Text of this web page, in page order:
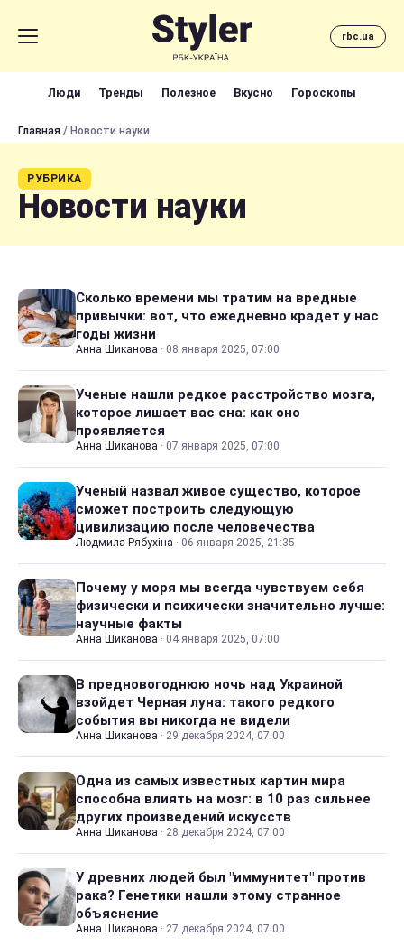
rbc.ua
Люди Тренды Полезное Вкусно Гороскопы
Главная / Новости науки
РУБРИКА
Новости науки
Сколько времени мы тратим на вредные
привычки: вот, что ежедневно крадет у нас
годы жизни
Анна Шиканова · 08 января 2025, 07:00
Ученые нашли редкое расстройство мозга,
которое лишает вас сна: как оно
проявляется
Анна Шиканова · 07 января 2025, 07:00
Ученый назвал живое существо, которое
сможет построить следующую
цивилизацию после человечества
Людмила Рябухіна · 06 января 2025, 21:35
Почему у моря мы всегда чувствуем себя
физически и психически значительно лучше:
научные факты
Анна Шиканова · 04 января 2025, 07:00
В предновогоднюю ночь над Украиной
взойдет Черная луна: такого редкого
события вы никогда не видели
Анна Шиканова · 29 декабря 2024, 07:00
Одна из самых известных картин мира
способна влиять на мозг: в 10 раз сильнее
других произведений искусств
Анна Шиканова · 28 декабря 2024, 07:00
У древних людей был "иммунитет" против
рака? Генетики нашли этому странное
объяснение
Анна Шиканова · 27 декабря 2024, 07:00